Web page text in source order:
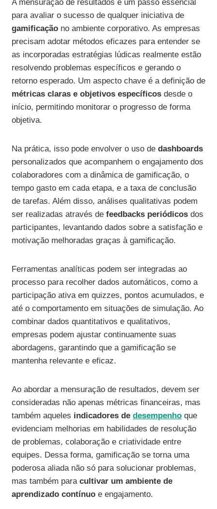
A mensuração de resultados é um passo essencial
para avaliar o sucesso de qualquer iniciativa de
gamificação no ambiente corporativo. As empresas
precisam adotar métodos eficazes para entender se
as incorporadas estratégias lúdicas realmente estão
resolvendo problemas específicos e gerando o
retorno esperado. Um aspecto chave é a definição de
métricas claras e objetivos específicos desde o
início, permitindo monitorar o progresso de forma
objetiva.
Na prática, isso pode envolver o uso de dashboards
personalizados que acompanhem o engajamento dos
colaboradores com a dinâmica de gamificação, o
tempo gasto em cada etapa, e a taxa de conclusão
de tarefas. Além disso, análises qualitativas podem
ser realizadas através de feedbacks periódicos dos
participantes, levantando dados sobre a satisfação e
motivação melhoradas graças à gamificação.
Ferramentas analíticas podem ser integradas ao
processo para recolher dados automáticos, como a
participação ativa em quizzes, pontos acumulados, e
até o comportamento em situações de simulação. Ao
combinar dados quantitativos e qualitativos,
empresas podem ajustar continuamente suas
abordagens, garantindo que a gamificação se
mantenha relevante e eficaz.
Ao abordar a mensuração de resultados, devem ser
consideradas não apenas métricas financeiras, mas
também aqueles indicadores de desempenho que
evidenciam melhorias em habilidades de resolução
de problemas, colaboração e criatividade entre
equipes. Dessa forma, gamificação se torna uma
poderosa aliada não só para solucionar problemas,
mas também para cultivar um ambiente de
aprendizado contínuo e engajamento.